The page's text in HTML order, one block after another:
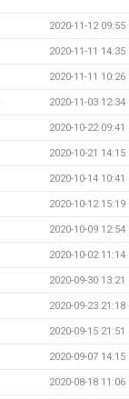
2020-11-12 09:55
2020-11-11 14:35
2020-11-11 10:26
2020-11-03 12:34
2020-10-22 09:41
2020-10-21 14:15
2020-10-14 10:41
2020-10-12 15:19
2020-10-09 12:54
2020-10-02 11:14
2020-09-30 13:21
2020-09-23 21:18
2020-09-15 21:51
2020-09-07 14:15
2020-08-18 11:06